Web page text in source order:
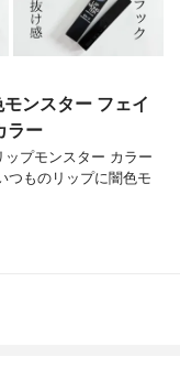
ンスター フェイ
ラー
ップモンスター カラー
つものリップに闇色モ